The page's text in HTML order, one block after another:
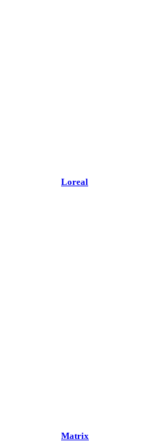
Loreal
Matrix